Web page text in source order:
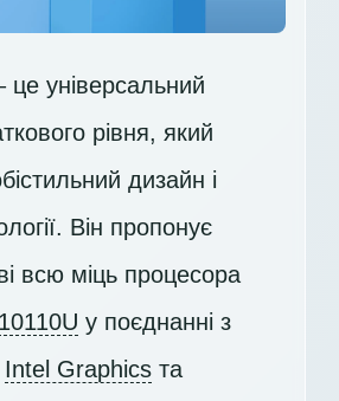
це універсальний
рівня, який
дизайн і
Він пропонує
всю міць процесора
у поєднанні з
Intel Graphics та